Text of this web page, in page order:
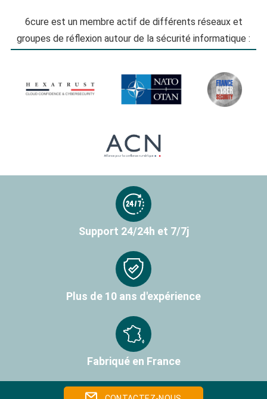
6cure est un membre actif de différents réseaux et
groupes de réflexion autour de la sécurité informatique :
Support 24/24h et 7/7j
Plus de 10 ans d'expérience
Fabriqué en France